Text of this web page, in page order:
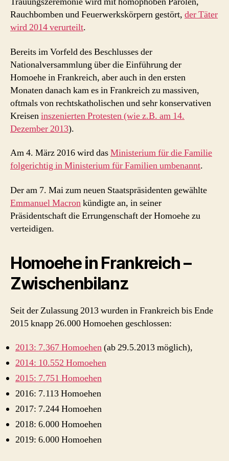
Rauchbomben und Feuerwerkskörpern gestört, der Täter
wird 2014 verurteilt.
Bereits im Vorfeld des Beschlusses der
Nationalversammlung über die Einführung der
Homoehe in Frankreich, aber auch in den ersten
Monaten danach kam es in Frankreich zu massiven,
oftmals von rechtskatholischen und sehr konservativen
Kreiseninszenierten Protesten (wie z.B. am 14.
Dezember 2013).
Am 4. März 2016 wird dasMinisterium für die Familie
folgerichtig in Ministerium für Familien umbenannt.
Der am 7. Mai zum neuen Staatspräsidenten gewählte
Emmanuel Macronkündigte an, in seiner
Präsidentschaft die Errungenschaft der Homoehe zu
verteidigen.
Homoehe in Frankreich –
Zwischenbilanz
Seit der Zulassung 2013 wurden in Frankreich bis Ende
2015 knapp 26.000 Homoehen geschlossen:
2013: 7.367 Homoehen(ab 29.5.2013 möglich),
2014: 10.552 Homoehen
2015: 7.751 Homoehen
2016: 7.113 Homoehen
2017: 7.244 Homoehen
2018: 6.000 Homoehen
2019: 6.000 Homoehen